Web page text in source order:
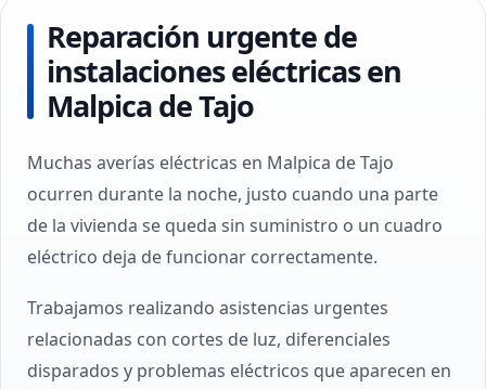
Reparación urgente de
instalaciones eléctricas en
Malpica de Tajo
Muchas averías eléctricas en Malpica de Tajo
ocurren durante la noche, justo cuando una parte
de la vivienda se queda sin suministro o un cuadro
eléctrico deja de funcionar correctamente.
Trabajamos realizando asistencias urgentes
relacionadas con cortes de luz, diferenciales
disparados y problemas eléctricos que aparecen en